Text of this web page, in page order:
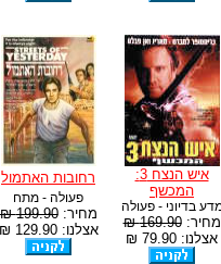
איש הנצח 3:
המכשף
בדיוני - פעולה
מחיר:169.90 ₪
אצלנו: 79.90 ₪
רחובות האתמול
פעולה - מתח
מחיר:199.90 ₪
אצלנו: 129.90 ₪